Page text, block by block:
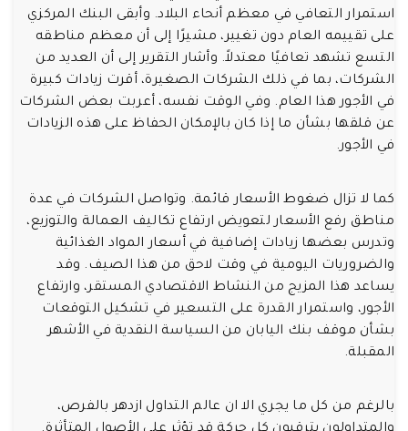
استمرار التعافي في معظم أنحاء البلاد. وأبقى البنك المركزي
على تقييمه العام دون تغيير، مشيرًا إلى أن معظم مناطقه
التسع تشهد تعافيًا معتدلاً. وأشار التقرير إلى أن العديد من
الشركات، بما في ذلك الشركات الصغيرة، أقرت زيادات كبيرة
في الأجور هذا العام. وفي الوقت نفسه، أعربت بعض الشركات
عن قلقها بشأن ما إذا كان بالإمكان الحفاظ على هذه الزيادات
في الأجور.
كما لا تزال ضغوط الأسعار قائمة. وتواصل الشركات في عدة
مناطق رفع الأسعار لتعويض ارتفاع تكاليف العمالة والتوزيع،
وتدرس بعضها زيادات إضافية في أسعار المواد الغذائية
والضروريات اليومية في وقت لاحق من هذا الصيف. وقد
يساعد هذا المزيج من النشاط الاقتصادي المستقر، وارتفاع
الأجور، واستمرار القدرة على التسعير في تشكيل التوقعات
بشأن موقف بنك اليابان من السياسة النقدية في الأشهر
المقبلة.
بالرغم من كل ما يجري الا ان عالم التداول ازدهر بالفرص،